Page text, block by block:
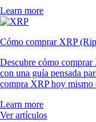
Learn more
Cómo comprar XRP
Descubre cómo
con una guía pensada
compra XRP hoy mismo
Learn more
Ver artículos